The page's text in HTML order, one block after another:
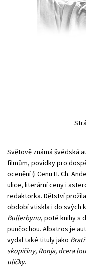
Young adult (SK)
Světově známá švédská
filmům, povídky pro
ocenění (i Cenu H. Ch.
ulice, literární ceny i
redaktorka. Dětství
období vtiskla i do svých
Bullerbynu, poté knihy s
punčochou. Albatros je
vydal také tituly jako
skopičiny, Ronja, dcera
uličky.